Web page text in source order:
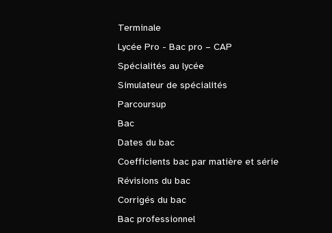
Terminale
Lycée Pro - Bac pro – CAP
Spécialités au lycée
Simulateur de spécialités
Parcoursup
Bac
Dates du bac
Coefficients bac par matière et série
Révisions du bac
Corrigés du bac
Bac professionnel